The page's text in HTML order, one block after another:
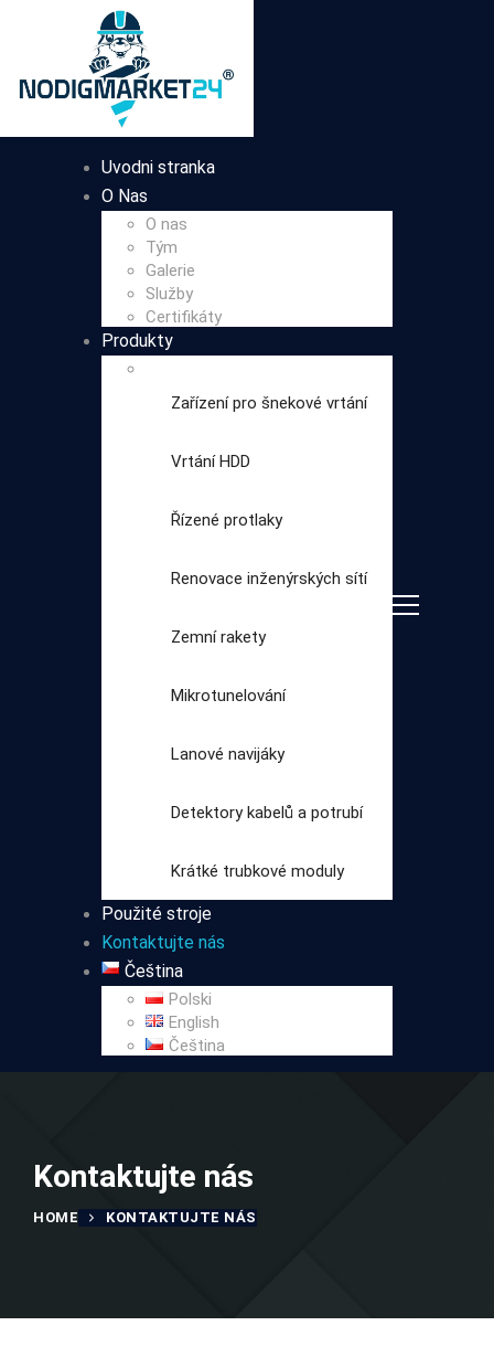
Uvodni stranka
O Nas
O nas
Tým
Galerie
Služby
Certifikáty
Produkty
Zařízení pro šnekové vrtání
Vrtání HDD
Řízené protlaky
Renovace inženýrských sítí
Zemní rakety
Mikrotunelování
Lanové navijáky
Detektory kabelů a potrubí
Krátké trubkové moduly
Vyberte
kategorii
Použité stroje
Kontaktujte nás
Čeština
Polski
English
Čeština
Kontaktujte nás
HOME KONTAKTUJTE NÁS